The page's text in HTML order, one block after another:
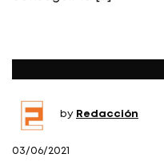
by Redacción
03/06/2021